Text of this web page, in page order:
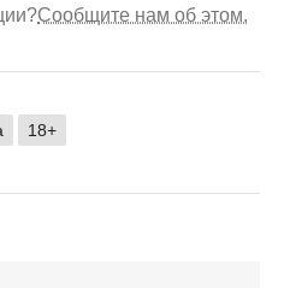
Сообщите нам об этом.
18+